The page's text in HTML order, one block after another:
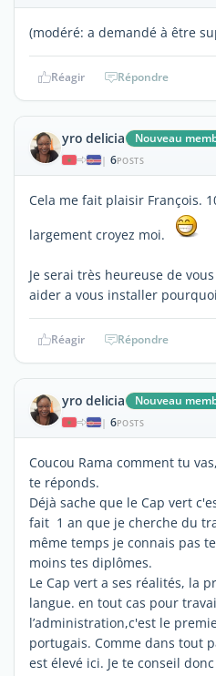
(modéré: a demandé à être
Réagir Répondre
yro delicia Nouveau
| 6POSTS
Cela me fait plaisir François.
largement croyez moi.
Je serai très heureuse de
aider a vous installer
Réagir Répondre
yro delicia Nouveau
| 6POSTS
Coucou Rama comment tu
te réponds.
Déjà sache que le Cap vert
fait 1 an que je cherche du
même temps je connais pas
moins tes diplômes.
Le Cap vert a ses réalités, la
langue. en tout cas pour
l’administration,c'est le
portugais. Comme dans tout
est élevé ici. Je te conseil